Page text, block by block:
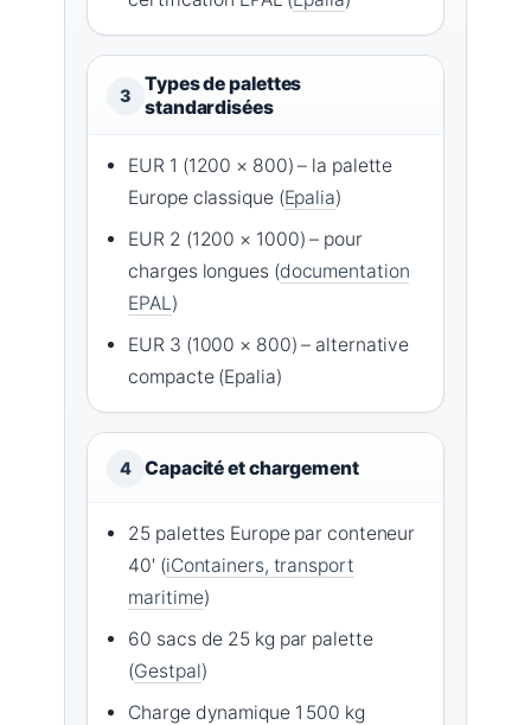
3
Types de palettes
standardisées
EUR 1 (1200 × 800) – la palette
Europe classique (Epalia)
EUR 2 (1200 × 1000) – pour
charges longues (documentation
EPAL)
EUR 3 (1000 × 800) – alternative
compacte (Epalia)
4 Capacité et chargement
25 palettes Europe par conteneur
40′ (iContainers, transport
maritime)
60 sacs de 25 kg par palette
(Gestpal)
Charge dynamique 1 500 kg